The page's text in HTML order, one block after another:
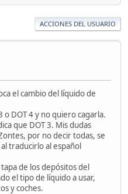
ACCIONES DEL USUARIO
el cambio del líquido de
o DOT 4 y no quiero cagarla.
que DOT 3. Mis dudas
por no decir todas, se
al traducirlo al español
de los depósitos del
el tipo de líquido a usar,
y coches.